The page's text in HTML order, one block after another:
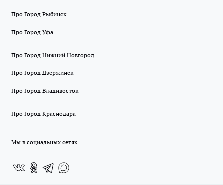
Про Город Рыбинск
Про Город Уфа
Про Город Нижний Новгород
Про Город Дзержинск
Про Город Владивосток
Про Город Краснодара
Мы в социальных сетях